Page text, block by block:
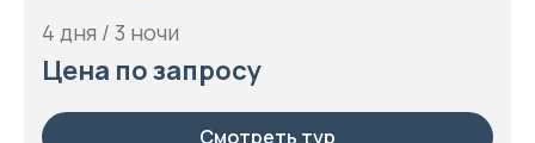
4 дня / 3 ночи
Цена по запросу
Смотреть тур